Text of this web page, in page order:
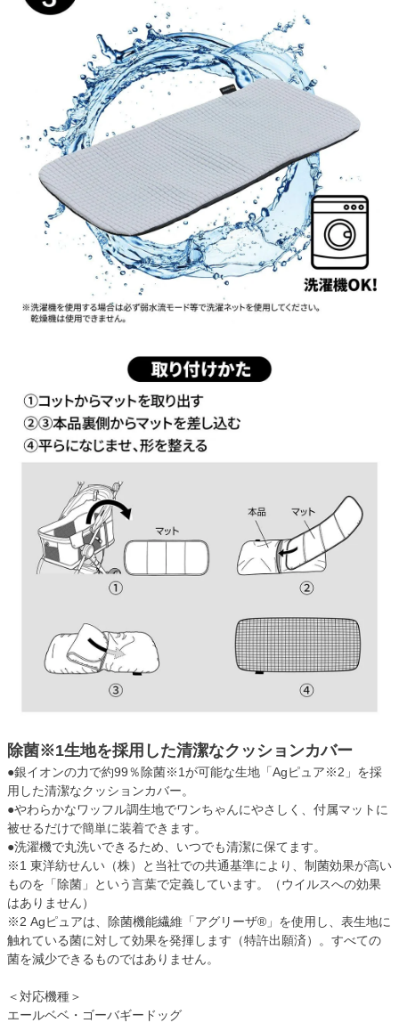
除菌※1生地を採用した清潔なクッションカバー
●銀イオンの力で約99％除菌※1が可能な生地「Agピュア※2」を採
用した清潔なクッションカバー。
●やわらかなワッフル調生地でワンちゃんにやさしく、付属マットに
被せるだけで簡単に装着できます。
●洗濯機で丸洗いできるため、いつでも清潔に保てます。
※1 東洋紡せんい（株）と当社での共通基準により、制菌効果が高い
ものを「除菌」という言葉で定義しています。（ウイルスへの効果
はありません）
※2 Agピュアは、除菌機能繊維「アグリーザ®」を使用し、表生地に
触れている菌に対して効果を発揮します（特許出願済）。すべての
菌を減少できるものではありません。
＜対応機種＞
エールベベ・ゴーバギードッグ